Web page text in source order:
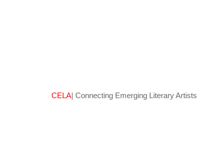
CELA| Connecting Emerging Literary Artists